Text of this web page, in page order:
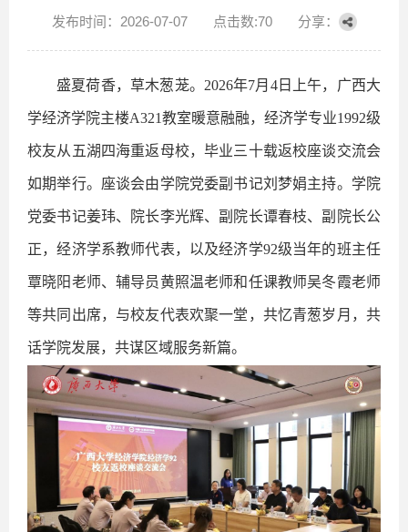
发布时间：2026-07-07 点击数:70 分享：
盛夏荷香，草木葱茏。2026年7月4日上午，广西大
学经济学院主楼A321教室暖意融融，经济学专业1992级
校友从五湖四海重返母校，毕业三十载返校座谈交流会
如期举行。座谈会由学院党委副书记刘梦娟主持。学院
党委书记姜玮、院长李光辉、副院长谭春枝、副院长公
正，经济学系教师代表，以及经济学92级当年的班主任
覃晓阳老师、辅导员黄照温老师和任课教师吴冬霞老师
等共同出席，与校友代表欢聚一堂，共忆青葱岁月，共
话学院发展，共谋区域服务新篇。